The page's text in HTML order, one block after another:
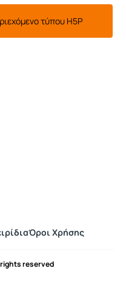
τύπου H5P
Όροι Χρήσης
reserved